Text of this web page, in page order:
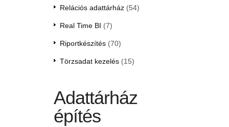
Relációs adattárház(54)
Real Time BI (7)
Riportkészítés(70)
Törzsadat kezelés(15)
Adattárház
építés